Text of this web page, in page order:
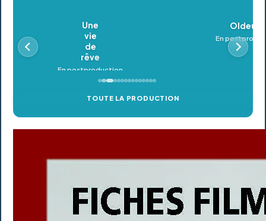
Oldeupe
En postproduction
TOUTE LA PRODUCTION